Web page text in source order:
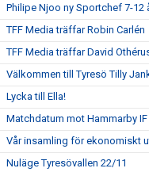
Philipe Njoo ny Sportchef 7-12
TFF Media träffar Robin Carlén
TFF Media träffar David
Välkommen till Tyresö Tilly
Lycka till Ella!
Matchdatum mot Hammarby
Vår insamling för ekonomiskt
Nuläge Tyresövallen 22/11